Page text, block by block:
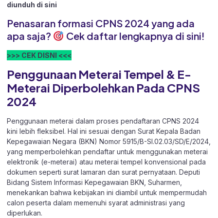
diunduh di sini
Penasaran formasi CPNS 2024 yang ada
apa saja?
Cek daftar lengkapnya di sini!
>>> CEK DISNI <<<
Penggunaan Meterai Tempel & E-
Meterai Diperbolehkan Pada CPNS
2024
Penggunaan meterai dalam proses pendaftaran CPNS 2024
kini lebih fleksibel. Hal ini sesuai dengan Surat Kepala Badan
Kepegawaian Negara (BKN) Nomor 5915/B-SI.02.03/SD/E/2024,
yang memperbolehkan pendaftar untuk menggunakan meterai
elektronik (e-meterai) atau meterai tempel konvensional pada
dokumen seperti surat lamaran dan surat pernyataan. Deputi
Bidang Sistem Informasi Kepegawaian BKN, Suharmen,
menekankan bahwa kebijakan ini diambil untuk mempermudah
calon peserta dalam memenuhi syarat administrasi yang
diperlukan.